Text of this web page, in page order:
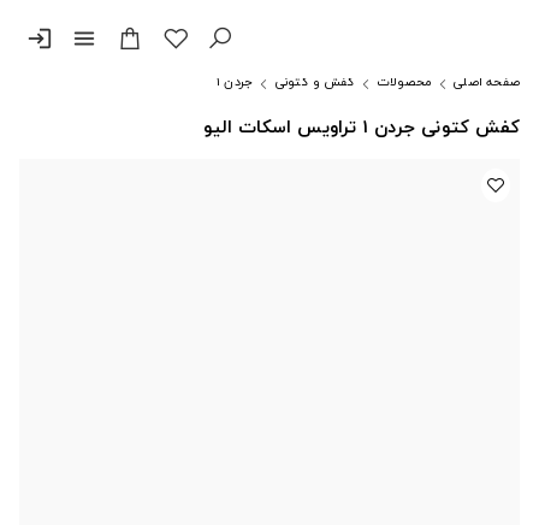
menu
login
صفحه اصلی محصولات کفش و کتونی جردن ۱
کفش کتونی جردن 1 تراویس اسکات الیو